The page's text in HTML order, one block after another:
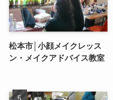
松本市│小顔メイクレッス
ン・メイクアドバイス教室